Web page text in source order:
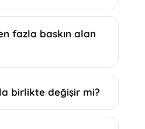
fazla baskın alan
birlikte değişir mi?